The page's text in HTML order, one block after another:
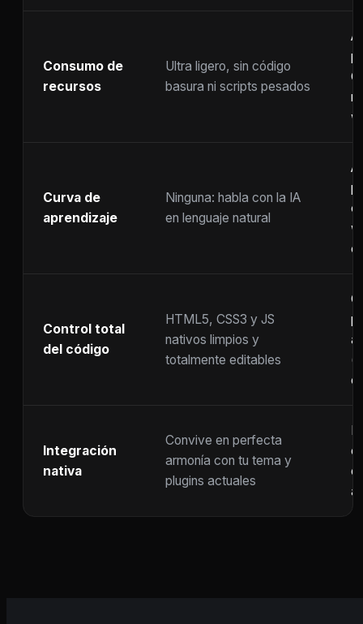
Consumo de
recursos
Ultra ligero, sin código
basura ni scripts pesados
Curva de
aprendizaje
Ninguna: habla con la IA
en lenguaje natural
Control total
del código
HTML5, CSS3 y JS
nativos limpios y
totalmente editables
Integración
nativa
Convive en perfecta
armonía con tu tema y
plugins actuales